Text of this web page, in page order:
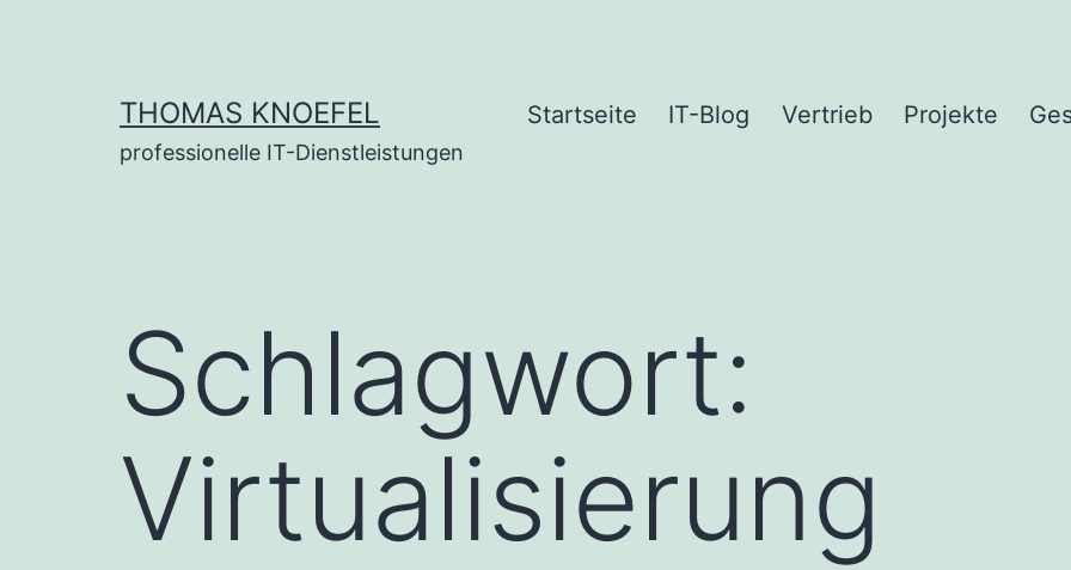
THOMAS KNOEFEL
professionelle IT-Dienstleistungen
Startseite IT-Blog Vertrieb Projekte
Schlagwort:
Virtualisierung